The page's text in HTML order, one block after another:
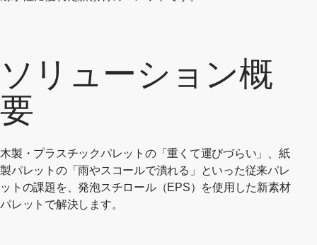
ソリューション概
要
木製・プラスチックパレットの「重くて運びづらい」、紙
製パレットの「雨やスコールで潰れる」といった従来パレ
ットの課題を、発泡スチロール（EPS）を使用した新素材
パレットで解決します。